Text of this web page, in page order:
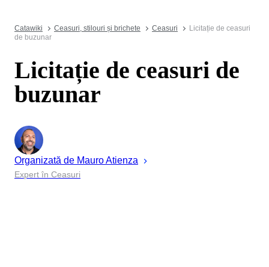
Catawiki Ceasuri, stilouri și brichete Ceasuri
Licitație de ceasuri
de buzunar
Licitație de ceasuri de
buzunar
Organizată de MauroAtienza
Expert în Ceasuri